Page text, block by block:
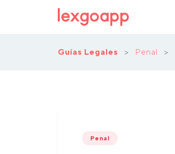
Guías Legales > Penal >
Penal